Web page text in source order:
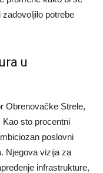
potrebe
u
Obrenovačke Strele,
Kao sto procentni
poslovni
Njegova vizija za
infrastrukture,